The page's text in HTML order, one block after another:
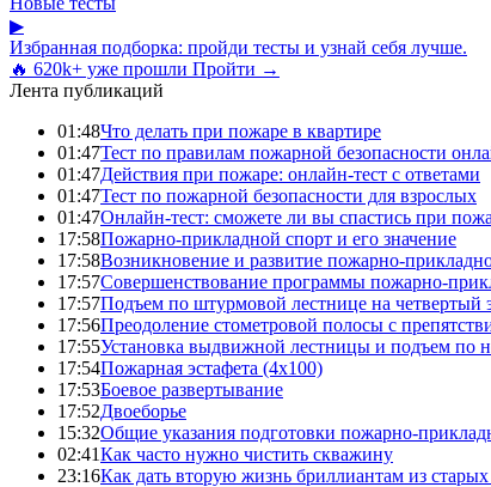
▶
Избранная подборка: пройди тесты и узнай себя лучше.
🔥 620k+ уже прошли Пройти →
Лента публикаций
01:48Что делать при пожаре в квартире
01:47Тест по правилам пожарной безопасности
01:47Действия при пожаре: онлайн-тест с ответами
01:47Тест по пожарной безопасности для взрослых
01:47Онлайн-тест: сможете ли вы спастись при
17:58Пожарно-прикладной спорт и его значение
17:58Возникновение и развитие пожарно-
17:57Совершенствование программы пожарно-
17:57Подъем по штурмовой лестнице на четвертый
17:56Преодоление стометровой полосы с
17:55Установка выдвижной лестницы и подъем по
17:54Пожарная эстафета (4x100)
17:53Боевое развертывание
17:52Двоеборье
15:32Общие указания подготовки пожарно-
02:41Как часто нужно чистить скважину
23:16Как дать вторую жизнь бриллиантам из старых